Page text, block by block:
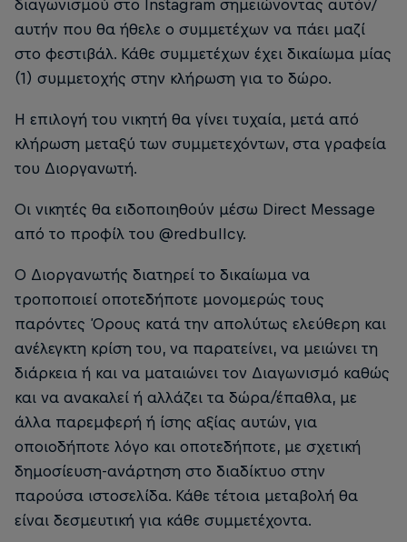
διαγωνισμού στο Instagram σημειώνοντας αυτόν/
αυτήν που θα ήθελε ο συμμετέχων να πάει μαζί
στο φεστιβάλ. Κάθε συμμετέχων έχει δικαίωμα μίας
(1) συμμετοχής στην κλήρωση για το δώρο.
Η επιλογή του νικητή θα γίνει τυχαία, μετά από
κλήρωση μεταξύ των συμμετεχόντων, στα γραφεία
του Διοργανωτή.
Οι νικητές θα ειδοποιηθούν μέσω Direct Message
από το προφίλ του @redbullcy.
O Διοργανωτής διατηρεί το δικαίωμα να
τροποποιεί οποτεδήποτε μονομερώς τους
παρόντες Όρους κατά την απολύτως ελεύθερη και
ανέλεγκτη κρίση του, να παρατείνει, να μειώνει τη
διάρκεια ή και να ματαιώνει τον Διαγωνισμό καθώς
και να ανακαλεί ή αλλάζει τα δώρα/έπαθλα, με
άλλα παρεμφερή ή ίσης αξίας αυτών, για
οποιοδήποτε λόγο και οποτεδήποτε, με σχετική
δημοσίευση-ανάρτηση στο διαδίκτυο στην
παρούσα ιστοσελίδα. Κάθε τέτοια μεταβολή θα
είναι δεσμευτική για κάθε συμμετέχοντα.